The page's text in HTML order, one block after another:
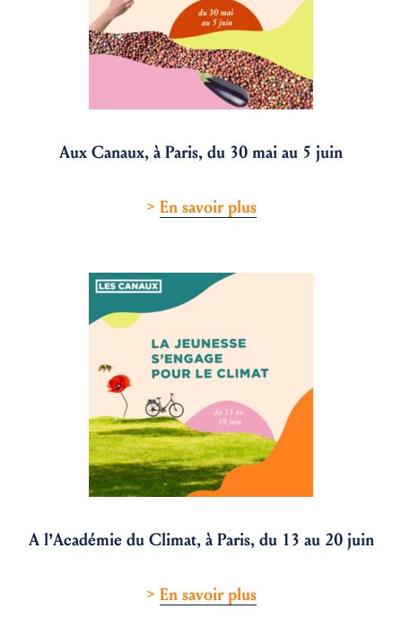
Aux Canaux, à Paris, du 30 mai au 5 juin
> En savoir plus
A l’Académie du Climat, à Paris, du 13 au 20 juin
> En savoir plus